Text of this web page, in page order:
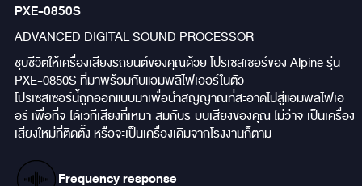
PXE-0850S
ADVANCED DIGITAL SOUND PROCESSOR
ชุบชีวิตให้เครื่องเสียงรถยนต์ของคุณด้วย โปรเซสเซอร์ของ Alpine รุ่น
PXE-0850S ที่มาพร้อมกับแอมพลิไฟเออร์ในตัว
โปรเซสเซอร์นี้ถูกออกแบบมาเพื่อนำสัญญาณที่สะอาดไปสู่แอมพลิไฟเอ
อร์ เพื่อที่จะได้เวทีเสียงที่เหมาะสมกับระบบเสียงของคุณ ไม่ว่าจะเป็นเครื่อง
เสียงใหม่ที่ติดตั้ง หรือจะเป็นเครื่องเดิมจากโรงงานก็ตาม
Frequency response